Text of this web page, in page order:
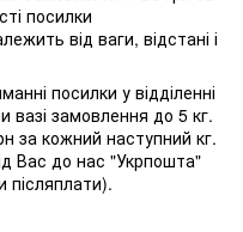
посилки
від ваги, відстані і
посилки у відділенні
вазі замовлення до 5 кг.
за кожний наступний кг.
Вас до нас "Укрпошта"
післяплати).